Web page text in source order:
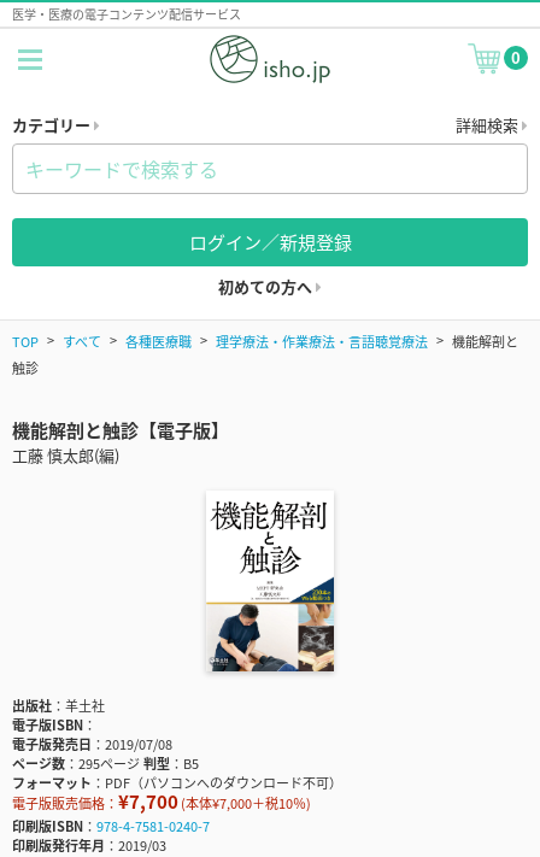
医学・医療の電子コンテンツ配信サービス
0
カテゴリー 詳細検索
ログイン／新規登録
初めての方へ
TOP すべて 各種医療職 理学療法・作業療法・言語聴覚療法
機能解剖と
触診
機能解剖と触診【電子版】
工藤 慎太郎(編)
出版社
羊土社
電子版ISBN
電子版発売日
2019/07/08
ページ数
295ページ判型
B5
フォーマット
PDF（パソコンへのダウンロード不可）
電子版販売価格： ¥7,700(本体¥7,000＋税10％)
印刷版ISBN
978-4-7581-0240-7
印刷版発行年月
2019/03